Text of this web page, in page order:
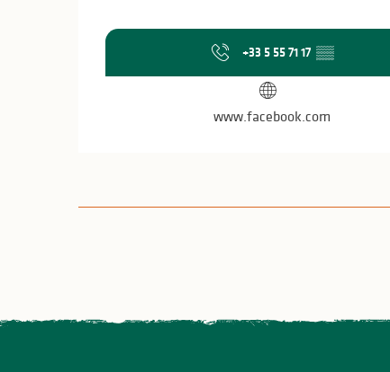
+33 5 55 71 17 ▒▒
www.facebook.com